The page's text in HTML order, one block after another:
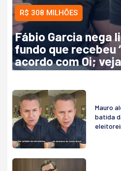
R$ 308 MILHÕES
Fábio Garcia nega
fundo que recebeu
acordo com Oi; veja
Mauro
batida